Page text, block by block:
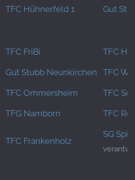
TFC Hühnerfeld 1 Gut
TFC FriBi TFC
Gut Stubb Neunkirchen TFC
TFC Ommersheim TFC
TFG Namborn TFC
TFC Frankenholz
SG